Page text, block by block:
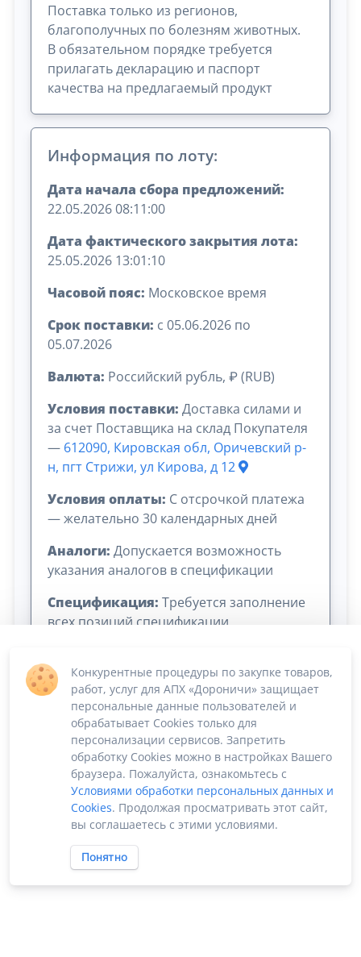
Поставка только из регионов,
благополучных по болезням животных.
В обязательном порядке требуется
прилагать декларацию и паспорт
качества на предлагаемый продукт
Информация по лоту:
Дата начала сбора предложений:
22.05.2026 08:11:00
Дата фактического закрытия лота:
25.05.2026 13:01:10
Часовой пояс: Московское время
Срок поставки: с 05.06.2026 по
05.07.2026
Валюта: Российский рубль, ₽ (RUB)
Условия поставки: Доставка силами и
за счет Поставщика на склад Покупателя
— 612090, Кировская обл, Оричевский р-
н, пгт Стрижи, ул Кирова, д 12
Условия оплаты: C отсрочкой платежа
— желательно 30 календарных дней
Аналоги: Допускается возможность
указания аналогов в спецификации
Спецификация: Требуется заполнение
всех позиций спецификации
Сумма лота: 10 500 000,00 ₽
Конкурентные процедуры по закупке товаров,
работ, услуг для АПХ «Дороничи» защищает
персональные данные пользователей и
обрабатывает Cookies только для
персонализации сервисов. Запретить
обработку Cookies можно в настройках Вашего
браузера. Пожалуйста, ознакомьтесь с
Условиями обработки персональных данных и
Cookies. Продолжая просматривать этот сайт,
вы соглашаетесь с этими условиями.
Понятно